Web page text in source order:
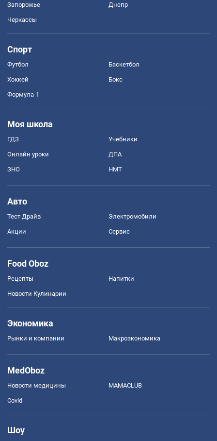
Запорожье Днепр
Черкассы
Спорт
Футбол Баскетбол
Хоккей Бокс
Формула-1
Моя школа
ГДЗ Учебники
Онлайн уроки ДПА
ЗНО НМТ
Авто
Тест Драйв Электромобили
Акции Сервис
Food Oboz
Рецепты Напитки
Новости Кулинарии
Экономика
Рынки и компании Mакроэкономика
MedOboz
Новости медицины MAMACLUB
Covid
Шоу